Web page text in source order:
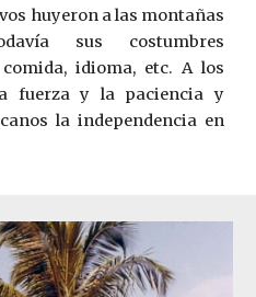
huyeron a las montañas
sus costumbres
idioma, etc. A los
fuerza y la paciencia y
la independencia en